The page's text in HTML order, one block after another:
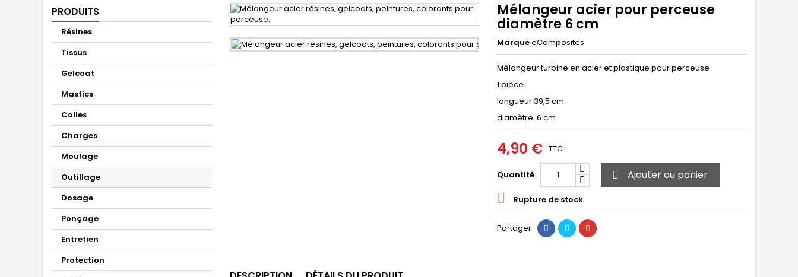
PRODUITS
Résines
Tissus
Gelcoat
Mastics
Colles
Charges
Moulage
Outillage
Dosage
Ponçage
Entretien
Protection
Mélangeur acier pour perceuse
diamètre 6 cm
MarqueeComposites
Mélangeur turbine en acier et plastique pour perceuse
1 pièce
longueur 39,5 cm
diamètre 6 cm
4,90 € TTC
Quantité  Ajouter au panier
 Rupture de stock
Partager